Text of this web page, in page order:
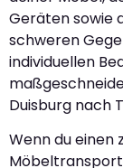
Geräten sowie
schweren
individuellen
Duisburg nach
Wenn du einen
Möbeltransport